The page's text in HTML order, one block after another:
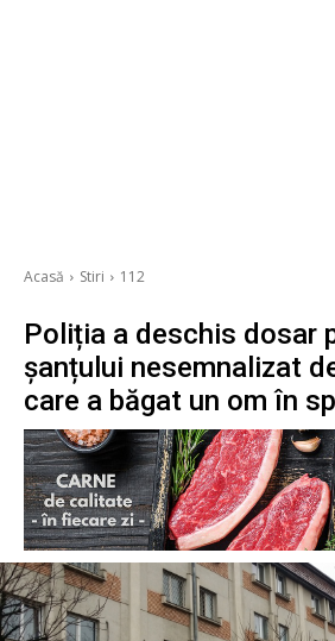
Acasă Stiri 112
Poliția a deschis dosar
șanțului nesemnalizat
care a băgat un om în